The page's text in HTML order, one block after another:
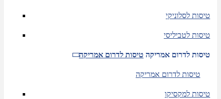
טיסות לסלוניקי
טיסות לטביליסי
טיסות לדרום אמריקה טיסות לדרום אמריקה
טיסות לדרום אמריקה
טיסות למקסיקו